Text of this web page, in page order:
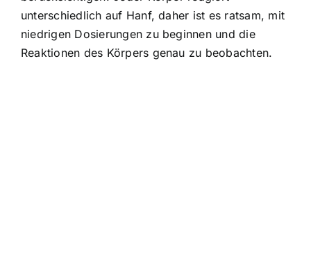
unterschiedlich auf Hanf, daher ist es ratsam, mit
niedrigen Dosierungen zu beginnen und die
Reaktionen des Körpers genau zu beobachten.